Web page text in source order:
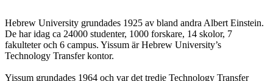
Hebrew University grundades 1925 av bland andra Albert Einstein.
De har idag ca 24000 studenter, 1000 forskare, 14 skolor, 7
fakulteter och 6 campus. Yissum är Hebrew University’s
Technology Transfer kontor.
Yissum grundades 1964 och var det tredje Technology Transfer